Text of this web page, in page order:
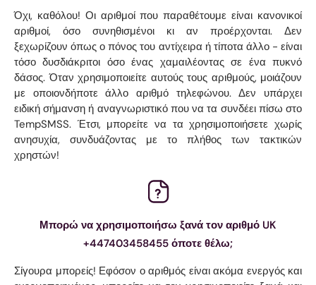
Όχι, καθόλου! Οι αριθμοί που παραθέτουμε είναι κανονικοί
αριθμοί, όσο συνηθισμένοι κι αν προέρχονται. Δεν
ξεχωρίζουν όπως ο πόνος του αντίχειρα ή τίποτα άλλο - είναι
τόσο δυσδιάκριτοι όσο ένας χαμαιλέοντας σε ένα πυκνό
δάσος. Όταν χρησιμοποιείτε αυτούς τους αριθμούς, μοιάζουν
με οποιονδήποτε άλλο αριθμό τηλεφώνου. Δεν υπάρχει
ειδική σήμανση ή αναγνωριστικό που να τα συνδέει πίσω στο
TempSMSS. Έτσι, μπορείτε να τα χρησιμοποιήσετε χωρίς
ανησυχία, συνδυάζοντας με το πλήθος των τακτικών
χρηστών!
Μπορώ να χρησιμοποιήσω ξανά τον αριθμό UK
+447403458455 όποτε θέλω;
Σίγουρα μπορείς! Εφόσον ο αριθμός είναι ακόμα ενεργός και